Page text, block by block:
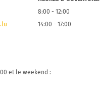
8:00 - 12:00
14:00 - 17:00
et le weekend :